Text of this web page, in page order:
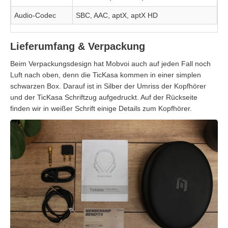
Audio-Codec SBC, AAC, aptX, aptX HD
Lieferumfang & Verpackung
Beim Verpackungsdesign hat Mobvoi auch auf jeden Fall noch
Luft nach oben, denn die TicKasa kommen in einer simplen
schwarzen Box. Darauf ist in Silber der Umriss der Kopfhörer
und der TicKasa Schriftzug aufgedruckt. Auf der Rückseite
finden wir in weißer Schrift einige Details zum Kopfhörer.